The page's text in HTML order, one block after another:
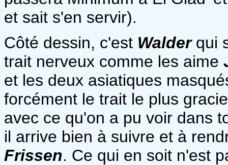
et sait s'en servir).
Côté dessin, c'est Walderqui
trait nerveux comme les aime
et les deux asiatiques
forcément le trait le plus
avec ce qu'on a pu voir dans
il arrive bien à suivre et à
Frissen. Ce qui en soit n'est